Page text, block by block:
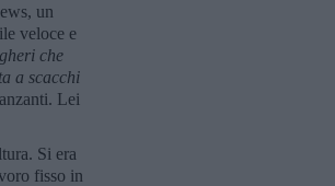
un
veloce e
che
a scacchi
Lei
Si era
fisso in